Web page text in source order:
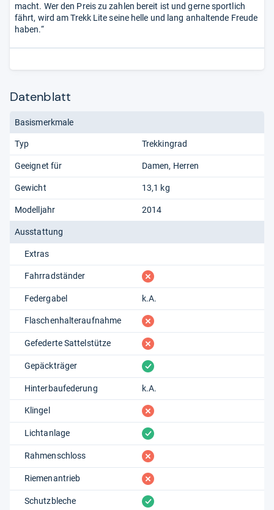
macht. Wer den Preis zu zahlen bereit ist und gerne sportlich
fährt, wird am Trekk Lite seine helle und lang anhaltende Freude
haben.“
Datenblatt
Basismerkmale
Typ Trekkingrad
Geeignet für Damen Herren
Gewicht 13,1 kg
Modelljahr 2014
Ausstattung
Extras
Fahrradständer fehlt
Federgabel k.A.
Flaschenhalteraufnahme fehlt
Gefederte Sattelstütze fehlt
Gepäckträger vorhanden
Hinterbaufederung k.A.
Klingel fehlt
Lichtanlage vorhanden
Rahmenschloss fehlt
Riemenantrieb fehlt
Schutzbleche vorhanden